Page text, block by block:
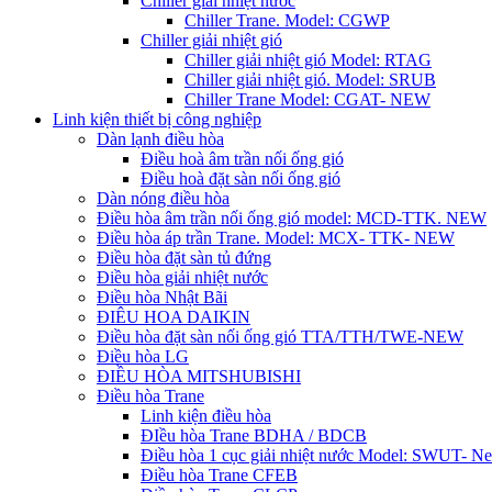
Chiller Trane. Model: CGWP
Chiller giải nhiệt gió
Chiller giải nhiệt gió Model: RTAG
Chiller giải nhiệt gió. Model: SRUB
Chiller Trane Model: CGAT- NEW
Linh kiện thiết bị công nghiệp
Dàn lạnh điều hòa
Điều hoà âm trần nối ống gió
Điều hoà đặt sàn nối ống gió
Dàn nóng điều hòa
Điều hòa âm trần nối ống gió model: MCD-TTK. NEW
Điều hòa áp trần Trane. Model: MCX- TTK- NEW
Điều hòa đặt sàn tủ đứng
Điều hòa giải nhiệt nước
Điều hòa Nhật Bãi
ĐIÊU HOA DAIKIN
Điều hòa đặt sàn nối ống gió TTA/TTH/TWE-NEW
Điều hòa LG
ĐIỀU HÒA MITSHUBISHI
Điều hòa Trane
Linh kiện điều hòa
ĐIều hòa Trane BDHA / BDCB
Điều hòa 1 cục giải nhiệt nước Model: SWUT-
Điều hòa Trane CFEB